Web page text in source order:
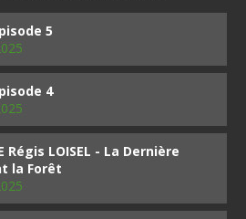
5
4
Régis LOISEL - La Dernière
la Forêt